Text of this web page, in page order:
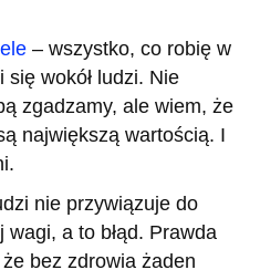
– wszystko, co robię w
wokół ludzi. Nie
zgadzamy, ale wiem, że
największą wartością. I
nie przywiązuje do
wagi, a to błąd. Prawda
bez zdrowia żaden